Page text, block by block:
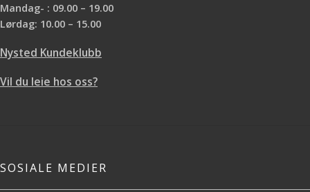
Mandag- : 09.00 – 19.00
Lørdag: 10.00 – 15.00
Nysted Kundeklubb
Vil du leie hos oss?
SOSIALE MEDIER